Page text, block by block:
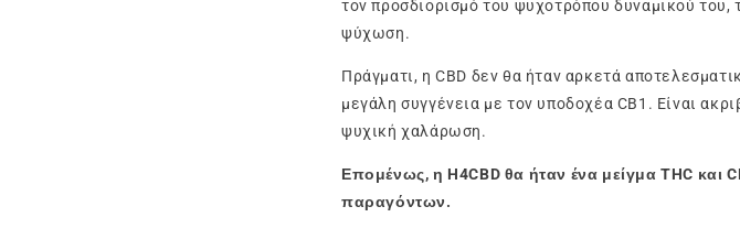
τον προσδιορισμό του ψυχοτρόπου δυναμικού του,
ψύχωση.
Πράγματι, η CBD δεν θα ήταν αρκετά
μεγάλη συγγένεια με τον υποδοχέα CB1. Είναι
ψυχική χαλάρωση.
Επομένως, η H4CBD θα ήταν ένα μείγμα THC
παραγόντων.